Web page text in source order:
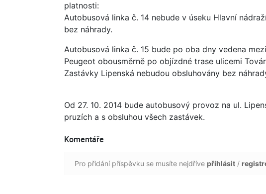
platnosti:
Autobusová linka č. 14 nebude v úseku Hlavní
bez náhrady.
Autobusová linka č. 15 bude po oba dny vedena
Peugeot obousměrně po objízdné trase ulicemi
Zastávky Lipenská nebudou obsluhovány bez
Od 27. 10. 2014 bude autobusový provoz na ul.
pruzích a s obsluhou všech zastávek.
Komentáře
Pro přidání příspěvku se musíte nejdříve přihlásit /